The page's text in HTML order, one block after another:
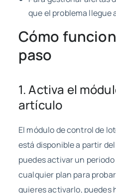
que el problema llegue
Cómo
paso
1. Activa el
artículo
El módulo de control de
está disponible a partir del
puedes activar un
cualquier plan para
quieres activarlo, puedes